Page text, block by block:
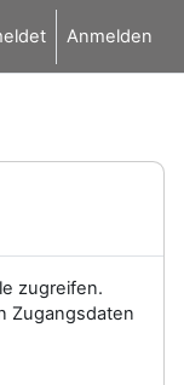
Anmelden
zugreifen.
Zugangsdaten